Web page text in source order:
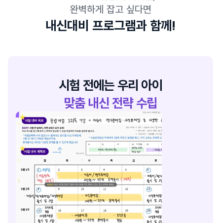
완벽하게 잡고 싶다면
내신대비 프로그램과 함께!
시험 전에는 우리 아이
맞춤 내신 전략 수립
1